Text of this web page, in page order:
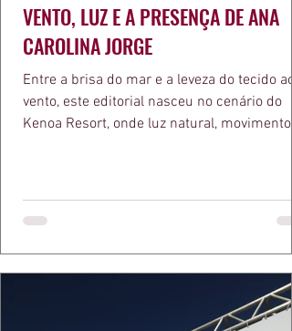
VENTO, LUZ E A PRESENÇA DE ANA
CAROLINA JORGE
Entre a brisa do mar e a leveza do tecido ao
vento, este editorial nasceu no cenário do
Kenoa Resort, onde luz natural, movimento e
algo de intemporal em vestir o vento e
que ele conduza a cena. Cada dobra do
cada reflexo dourado da luz sobre a pe